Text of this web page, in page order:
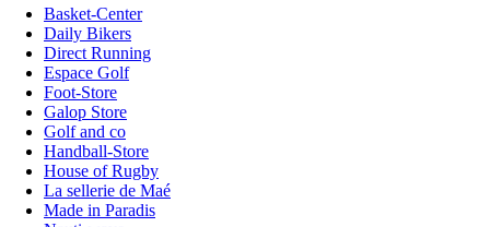
Basket-Center
Daily Bikers
Direct Running
Espace Golf
Foot-Store
Galop Store
Golf and co
Handball-Store
House of Rugby
La sellerie de Maé
Made in Paradis